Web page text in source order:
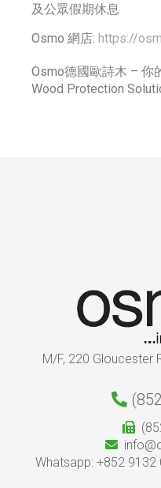
及公眾假期休息
Osmo 網店: https://
Osmo德國歐詩木 – 你
Wood Protection
M/F, 220 Gloucester
Whatsapp: +852 9132